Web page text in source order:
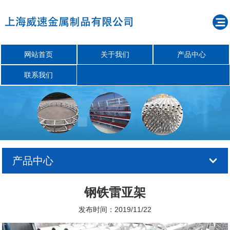
网站首页 关于我们 产品中心
联系我们
产品中心
钢铁雷亚架
发布时间：2019/11/22